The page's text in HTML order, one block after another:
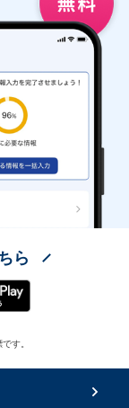
ら
す。